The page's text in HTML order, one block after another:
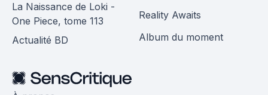
La Naissance de Loki -
One Piece, tome 113
Actualité BD
Reality Awaits
Album du moment